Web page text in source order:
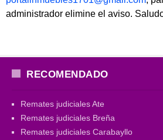
administrador elimine el aviso.
RECOMENDADO
Remates judiciales Ate
Remates judiciales Breña
Remates judiciales Carabayllo